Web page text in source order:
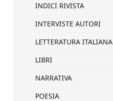
INDICI RIVISTA
INTERVISTE AUTORI
LETTERATURA ITALIANA
LIBRI
NARRATIVA
POESIA